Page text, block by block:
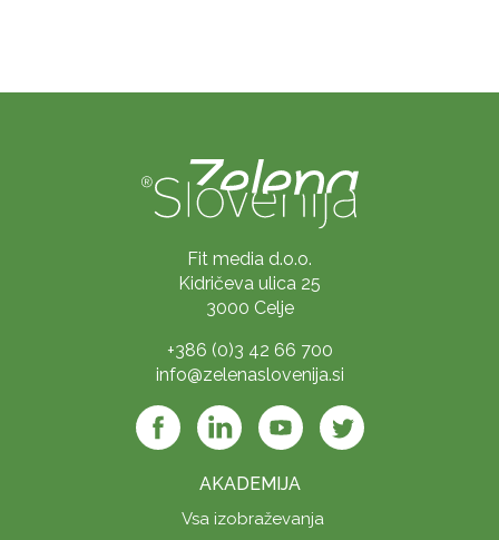
Fit media d.o.o.
Kidričeva ulica 25
3000 Celje
+386 (0)3 42 66 700
info@zelenaslovenija.si
AKADEMIJA
Vsa izobraževanja